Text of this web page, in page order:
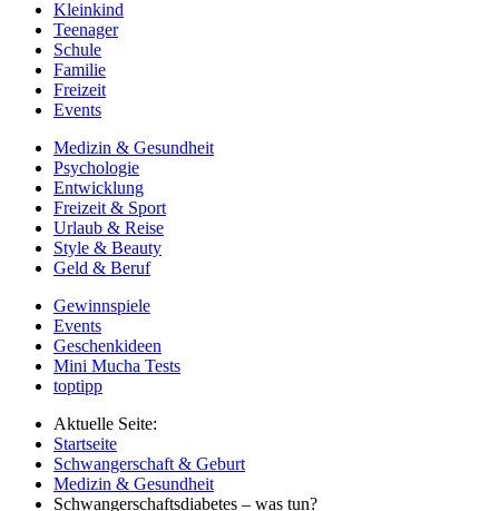
Kleinkind
Teenager
Schule
Familie
Freizeit
Events
Medizin & Gesundheit
Psychologie
Entwicklung
Freizeit & Sport
Urlaub & Reise
Style & Beauty
Geld & Beruf
Gewinnspiele
Events
Geschenkideen
Mini Mucha Tests
toptipp
Aktuelle Seite:
Startseite
Schwangerschaft & Geburt
Medizin & Gesundheit
Schwangerschaftsdiabetes – was tun?